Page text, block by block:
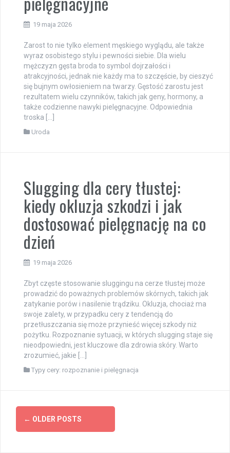
19 maja 2026
Zarost to nie tylko element męskiego wyglądu, ale także
wyraz osobistego stylu i pewności siebie. Dla wielu
mężczyzn gęsta broda to symbol dojrzałości i
atrakcyjności, jednak nie każdy ma to szczęście, by cieszyć
się bujnym owłosieniem na twarzy. Gęstość zarostu jest
rezultatem wielu czynników, takich jak geny, hormony, a
także codzienne nawyki pielęgnacyjne. Odpowiednia
troska […]
Uroda
Slugging dla cery tłustej:
kiedy okluzja szkodzi i jak
dostosować pielęgnację na co
dzień
19 maja 2026
Zbyt częste stosowanie sluggingu na cerze tłustej może
prowadzić do poważnych problemów skórnych, takich jak
zatykanie porów i nasilenie trądziku. Okluzja, chociaż ma
swoje zalety, w przypadku cery z tendencją do
przetłuszczania się może przynieść więcej szkody niż
pożytku. Rozpoznanie sytuacji, w których slugging staje się
nieodpowiedni, jest kluczowe dla zdrowia skóry. Warto
zrozumieć, jakie […]
Typy cery: rozpoznanie i pielęgnacja
Posts
navigation
← OLDER POSTS